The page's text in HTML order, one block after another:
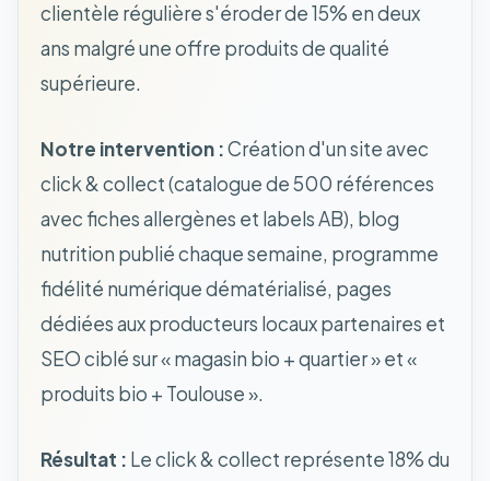
clientèle régulière s'éroder de 15% en deux
ans malgré une offre produits de qualité
supérieure.
Notre intervention :Création d'un site avec
click & collect (catalogue de 500 références
avec fiches allergènes et labels AB), blog
nutrition publié chaque semaine, programme
fidélité numérique dématérialisé, pages
dédiées aux producteurs locaux partenaires et
SEO ciblé sur « magasin bio + quartier » et «
produits bio + Toulouse ».
Résultat : Le click & collect représente 18% du